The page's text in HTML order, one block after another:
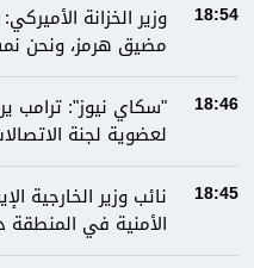
18:54
وزير الخزانة
مضيق هرمز، ونحن
18:46
"سكاي نيوز": ترامب
لعضوية لجنة
18:45
نائب وزير الخارجية
الأمنية في المنطقة